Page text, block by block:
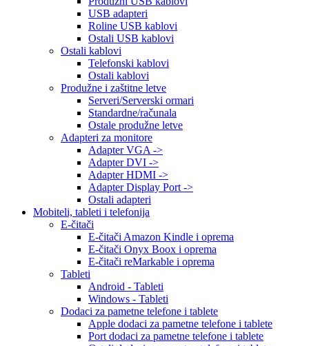
USB adapteri
Roline USB kablovi
Ostali USB kablovi
Ostali kablovi
Telefonski kablovi
Ostali kablovi
Produžne i zaštitne letve
Serveri/Serverski ormari
Standardne/računala
Ostale produžne letve
Adapteri za monitore
Adapter VGA ->
Adapter DVI ->
Adapter HDMI ->
Adapter Display Port ->
Ostali adapteri
Mobiteli, tableti i telefonija
E-čitači
E-čitači Amazon Kindle i oprema
E-čitači Onyx Boox i oprema
E-čitači reMarkable i oprema
Tableti
Android - Tableti
Windows - Tableti
Dodaci za pametne telefone i tablete
Apple dodaci za pametne telefone i tablete
Port dodaci za pametne telefone i tablete